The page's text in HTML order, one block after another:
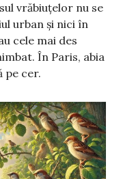
vrăbiuțelor nu se
urban și nici în
cele mai des
În Paris, abia
pe cer.